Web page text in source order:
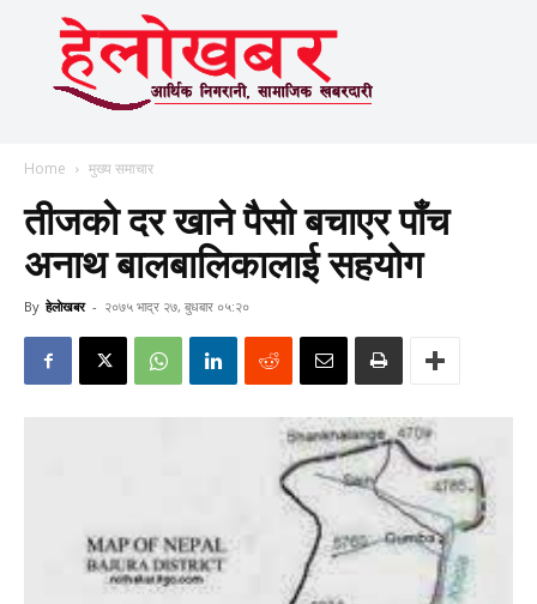
Home मुख्य समाचार
तीजकाे दर खाने पैसाे बचाएर पाँच
अनाथ बालबालिकालाई सहयोग
By हेलाेखबर - २०७५ भाद्र २७, बुधबार ०५:२०